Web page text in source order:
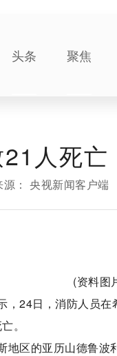
头条 聚焦
人死亡
： 央视新闻客户端
(资料图
，24日，消防人员
。
区的亚历山德鲁波